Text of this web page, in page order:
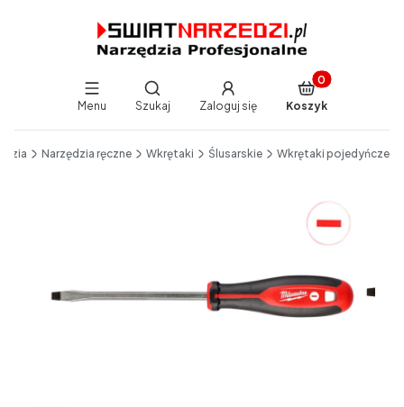
Menu
Otwórz wyszukiwarkę
Szukaj Zaloguj się
Produkty w
Koszyk
Narzędzia ręczne Wkrętaki Ślusarskie Wkrętaki pojedyńcze